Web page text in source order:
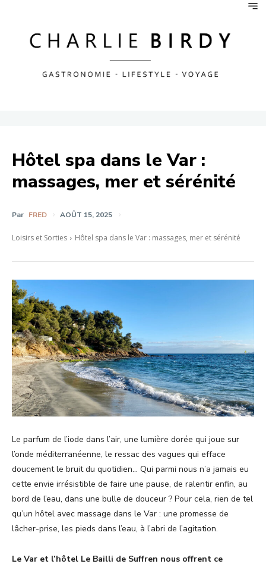
Hôtel spa dans le Var :
massages, mer et sérénité
Par FRED AOÛT 15, 2025
Loisirs et Sorties Hôtel spa dans le Var : massages, mer et sérénité
Le parfum de l’iode dans l’air, une lumière dorée qui joue sur
l’onde méditerranéenne, le ressac des vagues qui efface
doucement le bruit du quotidien… Qui parmi nous n’a jamais eu
cette envie irrésistible de faire une pause, de ralentir enfin, au
bord de l’eau, dans une bulle de douceur ? Pour cela, rien de tel
qu’un hôtel avec massage dans le Var : une promesse de
lâcher-prise, les pieds dans l’eau, à l’abri de l’agitation.
Le Var et l’hôtel Le Bailli de Suffren nous offrent ce